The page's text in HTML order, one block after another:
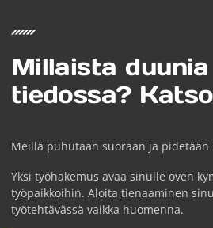
Millaista
tiedossa?
Meillä puhutaan suoraan ja pidetään
Yksi työhakemus avaa sinulle oven
työpaikkoihin. Aloita tienaaminen
työtehtävässä vaikka huomenna.